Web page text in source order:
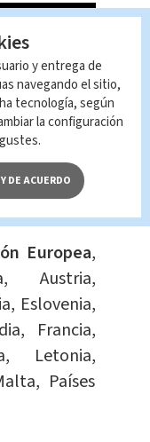
Europea,
Austria,
Eslovenia,
Francia,
Letonia,
Países
y entrega de
navegando el sitio,
tecnología, según
la configuración
DE ACUERDO